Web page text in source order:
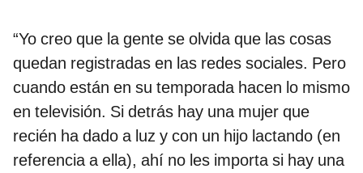
“Yo creo que la gente se olvida que las cosas
quedan registradas en las redes sociales. Pero
cuando están en su temporada hacen lo mismo
en televisión. Si detrás hay una mujer que
recién ha dado a luz y con un hijo lactando (en
referencia a ella), ahí no les importa si hay una